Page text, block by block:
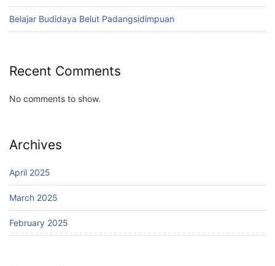
Belajar Budidaya Belut Padangsidimpuan
Recent Comments
No comments to show.
Archives
April 2025
March 2025
February 2025